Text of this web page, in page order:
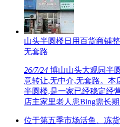
山头半圆楼日用百货商铺
无套路
26/7/24 博山山头大观园半
意转让,无中介,无套路。本
半圆楼,是一家已经稳定经
店主家里老人患Bing需长
位于第五季市场活鱼、冻